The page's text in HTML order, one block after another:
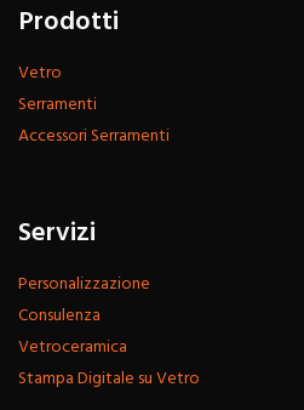
Prodotti
Vetro
Serramenti
Accessori Serramenti
Servizi
Personalizzazione
Consulenza
Vetroceramica
Stampa Digitale su Vetro